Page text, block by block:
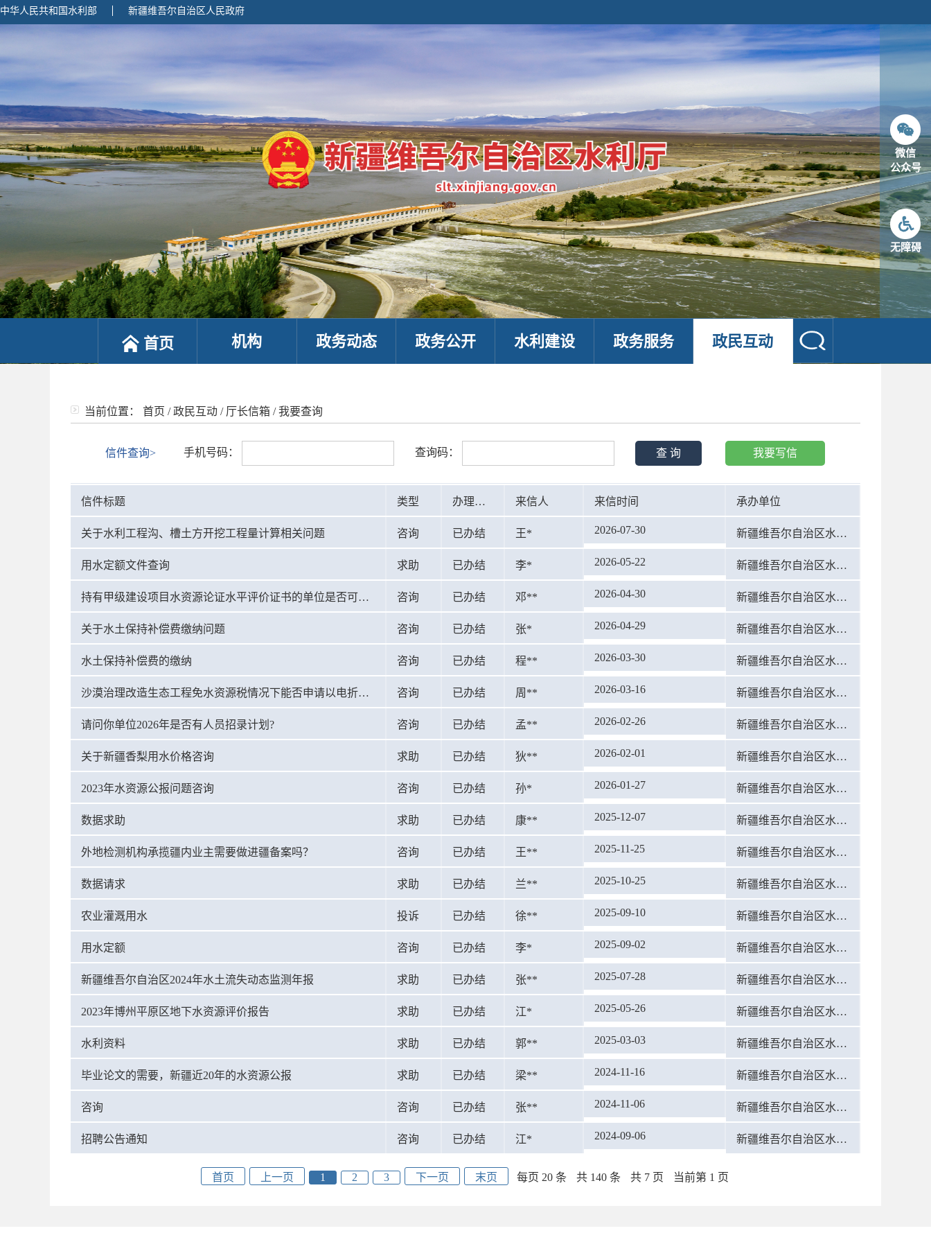
中华人民共和国水利部 新疆维吾尔自治区人民政府
首页 机构 政务动态 政务公开 水利建设 政务服务 政民互动
微信
公众号
无障碍
当前位置： 首页 /政民互动 / 厅长信箱 /我要查询
信件查询> 手机号码： 查询码： 查 询 我要写信
信件标题 类型 办理情况 来信人 来信时间 承办单位
关于水利工程沟、槽土方开挖工程量计算相关问题 咨询 已办结 王* 2026-07-30 新疆维吾尔自治区水利厅
用水定额文件查询 求助 已办结 李* 2026-05-22 新疆维吾尔自治区水利厅
持有甲级建设项目水资源论证水平评价证书的单位是否可以编制规划水资源论证报告书？ 咨询 已办结 邓** 2026-04-30 新疆维吾尔自治区水利厅
关于水土保持补偿费缴纳问题 咨询 已办结 张* 2026-04-29 新疆维吾尔自治区水利厅
水土保持补偿费的缴纳 咨询 已办结 程** 2026-03-30 新疆维吾尔自治区水利厅
沙漠治理改造生态工程免水资源税情况下能否申请以电折水？ 咨询 已办结 周** 2026-03-16 新疆维吾尔自治区水利厅
请问你单位2026年是否有人员招录计划? 咨询 已办结 孟** 2026-02-26 新疆维吾尔自治区水利厅
关于新疆香梨用水价格咨询 求助 已办结 狄** 2026-02-01 新疆维吾尔自治区水利厅
2023年水资源公报问题咨询 咨询 已办结 孙* 2026-01-27 新疆维吾尔自治区水利厅
数据求助 求助 已办结 康** 2025-12-07 新疆维吾尔自治区水利厅
外地检测机构承揽疆内业主需要做进疆备案吗？ 咨询 已办结 王** 2025-11-25 新疆维吾尔自治区水利厅
数据请求 求助 已办结 兰** 2025-10-25 新疆维吾尔自治区水利厅
农业灌溉用水 投诉 已办结 徐** 2025-09-10 新疆维吾尔自治区水利厅
用水定额 咨询 已办结 李* 2025-09-02 新疆维吾尔自治区水利厅
新疆维吾尔自治区2024年水土流失动态监测年报 求助 已办结 张** 2025-07-28 新疆维吾尔自治区水利厅
2023年博州平原区地下水资源评价报告 求助 已办结 江* 2025-05-26 新疆维吾尔自治区水利厅
水利资料 求助 已办结 郭** 2025-03-03 新疆维吾尔自治区水利厅
毕业论文的需要，新疆近20年的水资源公报 求助 已办结 梁** 2024-11-16 新疆维吾尔自治区水利厅
咨询 咨询 已办结 张** 2024-11-06 新疆维吾尔自治区水利厅
招聘公告通知 咨询 已办结 江* 2024-09-06 新疆维吾尔自治区水利厅
首页 上一页 1 2 3 下一页 末页 每页 20 条 共 140 条 共 7 页 当前第 1 页